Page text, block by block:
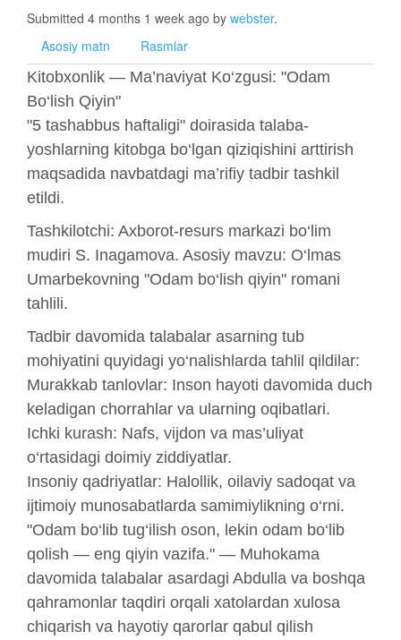
Submitted 4 months 1 week ago by webster.
Asosiy matn
Rasmlar
Kitobxonlik — Ma’naviyat Ko‘zgusi: "Odam
Bo‘lish Qiyin"
"5 tashabbus haftaligi" doirasida talaba-
yoshlarning kitobga bo‘lgan qiziqishini arttirish
maqsadida navbatdagi ma’rifiy tadbir tashkil
etildi.
Tashkilotchi: Axborot-resurs markazi bo‘lim
mudiri S. Inagamova. Asosiy mavzu: O‘lmas
Umarbekovning "Odam bo‘lish qiyin" romani
tahlili.
Tadbir davomida talabalar asarning tub
mohiyatini quyidagi yo‘nalishlarda tahlil qildilar:
Murakkab tanlovlar: Inson hayoti davomida duch
keladigan chorrahlar va ularning oqibatlari.
Ichki kurash: Nafs, vijdon va mas’uliyat
o‘rtasidagi doimiy ziddiyatlar.
Insoniy qadriyatlar: Halollik, oilaviy sadoqat va
ijtimoiy munosabatlarda samimiylikning o‘rni.
"Odam bo‘lib tug‘ilish oson, lekin odam bo‘lib
qolish — eng qiyin vazifa." — Muhokama
davomida talabalar asardagi Abdulla va boshqa
qahramonlar taqdiri orqali xatolardan xulosa
chiqarish va hayotiy qarorlar qabul qilish